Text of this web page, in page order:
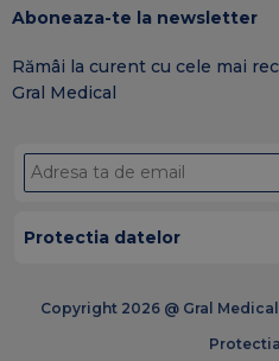
Aboneaza-te la newsletter
Rămâi la curent cu cele mai
Gral Medical
Protectia datelor
Copyright 2026 @ Gral